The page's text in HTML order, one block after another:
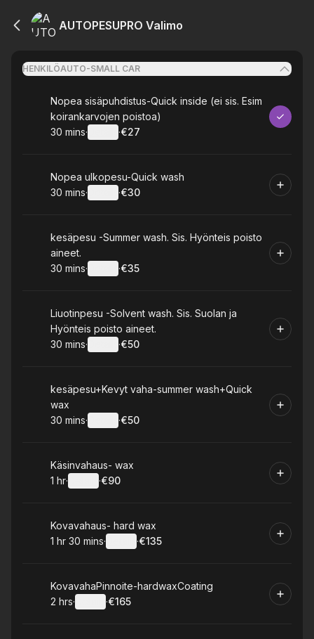
AUTOPESUPRO Valimo
HENKILÖAUTO-SMALL CAR
Book
Nopea sisäpuhdistus-Quick inside (ei sis. Esim
koirankarvojen poistoa)
.Duration:
30 mins· ·
.Price
€27
Book
Nopea ulkopesu-Quick wash
.Duration:
30 mins· ·
.Price
€30
Book
kesäpesu -Summer wash. Sis. Hyönteis poisto
aineet.
.Duration:
30 mins· ·
.Price
€35
Book
Liuotinpesu -Solvent wash. Sis. Suolan ja
Hyönteis poisto aineet.
.Duration:
30 mins· ·
.Price
€50
Book
kesäpesu+Kevyt vaha-summer wash+Quick
wax
.Duration:
30 mins· ·
.Price
€50
Book
Käsinvahaus- wax
. Duration :
1 hr· ·
.Price
€90
Book
Kovavahaus- hard wax
. Duration:
1 hr 30 mins· ·
.Price
€135
Book
KovavahaPinnoite-hardwaxCoating
. Duration:
2 hrs· ·
.Price
€165